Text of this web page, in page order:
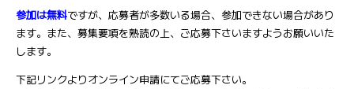
参加は無料ですが、応募者が多数いる場合、参加できない場合があり
ます。また、募集要項を熟読の上、ご応募下さいますようお願いいた
します。
下記リンクよりオンライン申請にてご応募下さい。